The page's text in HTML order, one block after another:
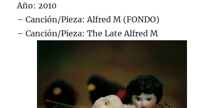
Año: 2010
– Canción/Pieza: Alfred M (FONDO)
– Canción/Pieza: The Late Alfred M